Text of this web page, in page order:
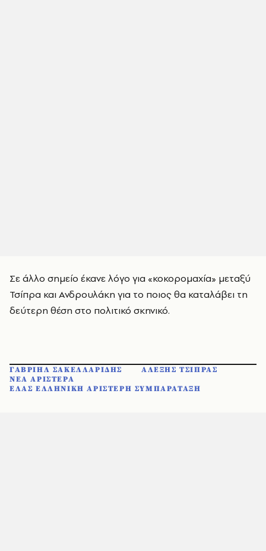
Σε άλλο σημείο έκανε λόγο για «κοκορομαχία» μεταξύ
Τσίπρα και Ανδρουλάκη για το ποιος θα καταλάβει τη
δεύτερη θέση στο πολιτικό σκηνικό.
ΓΑΒΡΙΗΛ ΣΑΚΕΛΛΑΡΙΔΗΣ
ΑΛΕΞΗΣ ΤΣΙΠΡΑΣ
ΝΕΑ ΑΡΙΣΤΕΡΑ
ΕΛΑΣ ΕΛΛΗΝΙΚΗ ΑΡΙΣΤΕΡΗ ΣΥΜΠΑΡΑΤΑΞΗ